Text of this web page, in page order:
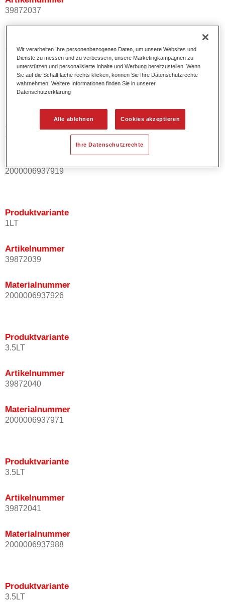
39872037
2000006937902
Produktvariante
Artikelnummer
39872038
2000006937919
Produktvariante
1LT
Artikelnummer
39872039
Materialnummer
2000006937926
Produktvariante
3.5LT
Artikelnummer
39872040
Materialnummer
2000006937971
Produktvariante
3.5LT
Artikelnummer
39872041
Materialnummer
2000006937988
Produktvariante
3.5LT
Wir verarbeiten Ihre personenbezogenen Daten, um unsere Websites und
Dienste zu messen und zu verbessern, unsere Marketingkampagnen zu
unterstützen und personalisierte Inhalte und Werbung bereitzustellen. Wenn
Sie auf die Schaltfläche rechts klicken, können Sie Ihre Datenschutzrechte
wahrnehmen. Weitere Informationen finden Sie in unserer
Datenschutzerklärung
Alle ablehnen Cookies akzeptieren
Ihre Datenschutzrechte